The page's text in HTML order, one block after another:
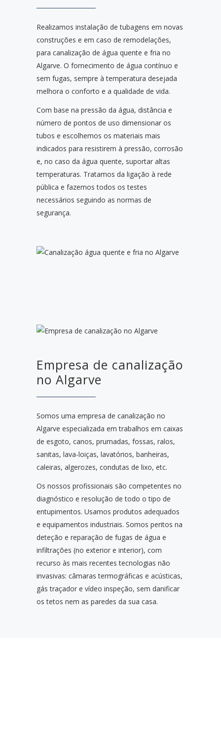
Realizamos instalação de tubagens em novas
construções e em caso de remodelações,
para canalização de água quente e fria no
Algarve. O fornecimento de água contínuo e
sem fugas, sempre à temperatura desejada
melhora o conforto e a qualidade de vida.
Com base na pressão da água, distância e
número de pontos de uso dimensionar os
tubos e escolhemos os materiais mais
indicados para resistirem à pressão, corrosão
e, no caso da água quente, suportar altas
temperaturas. Tratamos da ligação à rede
pública e fazemos todos os testes
necessários seguindo as normas de
segurança.
Empresa de canalização
no Algarve
Somos uma empresa de canalização no
Algarve especializada em trabalhos em caixas
de esgoto, canos, prumadas, fossas, ralos,
sanitas, lava-loiças, lavatórios, banheiras,
caleiras, algerozes, condutas de lixo, etc.
Os nossos profissionais são competentes no
diagnóstico e resolução de todo o tipo de
entupimentos. Usamos produtos adequados
e equipamentos industriais. Somos peritos na
deteção e reparação de fugas de água e
infiltrações (no exterior e interior), com
recurso às mais recentes tecnologias não
invasivas: câmaras termográficas e acústicas,
gás traçador e vídeo inspeção, sem danificar
os tetos nem as paredes da sua casa.